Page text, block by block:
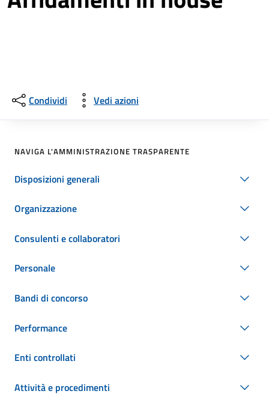
Condividi Vedi azioni
NAVIGA L'AMMINISTRAZIONE TRASPARENTE
Disposizioni generali
Organizzazione
Consulenti e collaboratori
Personale
Bandi di concorso
Performance
Enti controllati
Attività e procedimenti